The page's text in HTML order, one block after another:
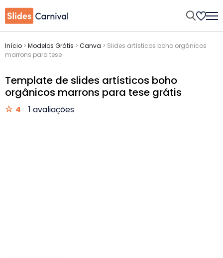
Início > Modelos Grátis > Canva > Slides artísticos boho orgânicos
marrons para tese
Template de slides artísticos boho
orgânicos marrons para tese grátis
4 1 avaliações